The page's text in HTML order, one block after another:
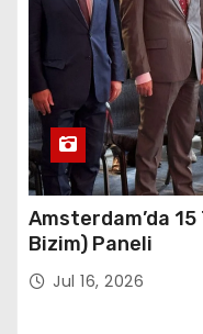
Amsterdam’da
Bizim) Paneli
Jul 16, 2026